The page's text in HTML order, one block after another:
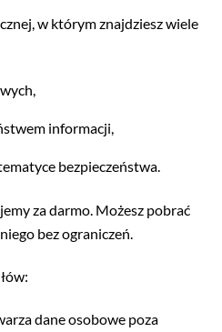
w którym znajdziesz wiele
informacji,
bezpieczeństwa.
za darmo. Możesz pobrać
bez ograniczeń.
dane osobowe poza